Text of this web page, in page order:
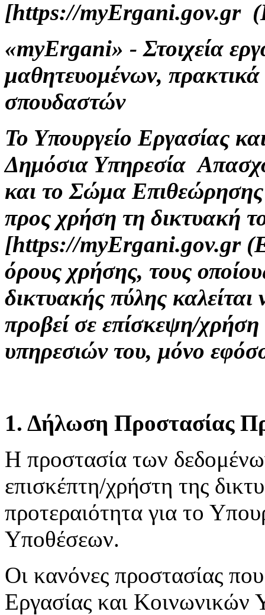
[https://myErgani.gov.gr
«myErgani» - Στοιχεία
μαθητευομένων,
σπουδαστών
Το Υπουργείο Εργασίας
Δημόσια Υπηρεσία
και το Σώμα
προς χρήση τη δικτυακή
[https://myErgani.gov.gr
όρους χρήσης, τους
δικτυακής πύλης
προβεί σε επίσκεψη/
υπηρεσιών του, μόνο
1. Δήλωση Προστασίας
H προστασία των
επισκέπτη/χρήστη της
προτεραιότητα για το
Υποθέσεων.
Οι κανόνες προστασίας
Εργασίας και Κοινωνικών